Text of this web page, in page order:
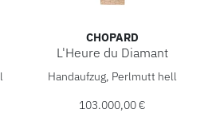
Ref: 13A393-5106, Preis:
CHOPARD
L'Heure du Diamant
Chopard L'Heure du
Handaufzug, Perlmutt hell
103.000,00 €